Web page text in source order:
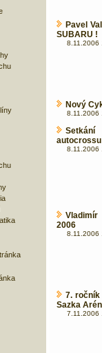
Pavel
SUBARU !
8.11.2006
Nový
8.11.2006
Setkání
8.11.2006
2006
8.11.2006
7.
Sazka
7.11.2006